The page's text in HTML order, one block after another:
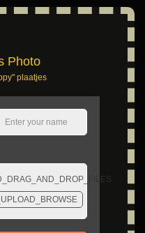
Photo
plaatjes